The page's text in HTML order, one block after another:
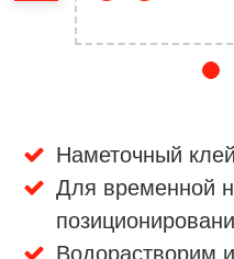
Наметочный клей
Для временной
Водорастворим